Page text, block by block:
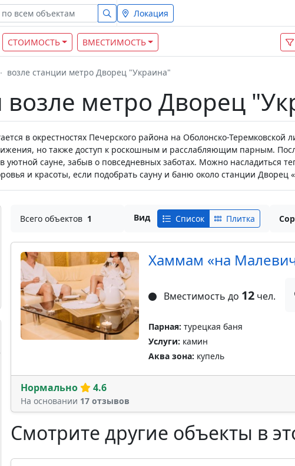
Локация
СТОИМОСТЬ ВМЕСТИМОСТЬ
возле станции метро Дворец "Украина"
метро Дворец
в окрестностях Печерского района на Оболонско-Теремковской
но также доступ к роскошным и расслабляющим парным.
уютной сауне, забыв о повседневных заботах. Можно насладиться
и красоты, если подобрать сауну и баню около станции Дворец
Всего объектов 1 Вид Список Плитка
Хаммам «на
Вместимость до 12чел.
Парная: турецкая баня
Услуги: камин
Аква зона: купель
Нормально 4.6
На основании 17 отзывов
Смотрите другие объекты в